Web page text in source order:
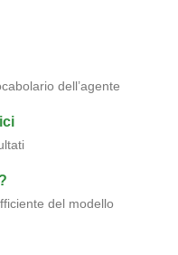
dell’agente
del modello